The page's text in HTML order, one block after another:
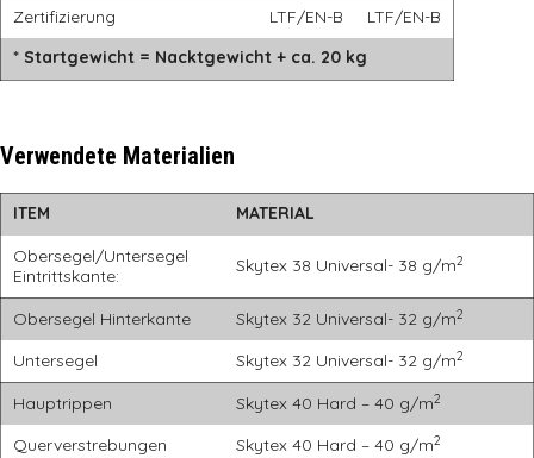
Zertifizierung
LTF/EN-B
LTF/EN-B
* Startgewicht = Nacktgewicht + ca. 20 kg
Verwendete Materialien
ITEM
MATERIAL
Obersegel/Untersegel
Eintrittskante:
Skytex 38 Universal- 38 g/m2
Obersegel Hinterkante Skytex 32 Universal- 32 g/m2
Untersegel Skytex 32 Universal- 32 g/m2
Hauptrippen Skytex 40 Hard – 40 g/m2
Querverstrebungen Skytex 40 Hard – 40 g/m2